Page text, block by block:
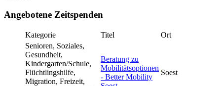
Angebotene Zeitspenden
Kategorie Titel
Ort
Senioren, Soziales,
Gesundheit,
Kindergarten/Schule,
Flüchtlingshilfe,
Migration, Freizeit,
Beratung zu
Mobilitätsoptionen
- Better Mobility
Soest